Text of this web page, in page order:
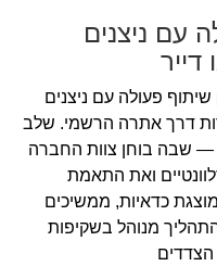
עם ניצנים
שיתוף פעולה עם ניצנים
דרך אתרה הרשמי. שלב
— שבה בוחן צוות החברה
ואת התאמת
כדאיות, ממשיכים
מנוהל בשקיפות